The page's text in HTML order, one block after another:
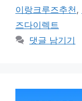
이랑크루즈추천,
즈다이렉트
댓글 남기기